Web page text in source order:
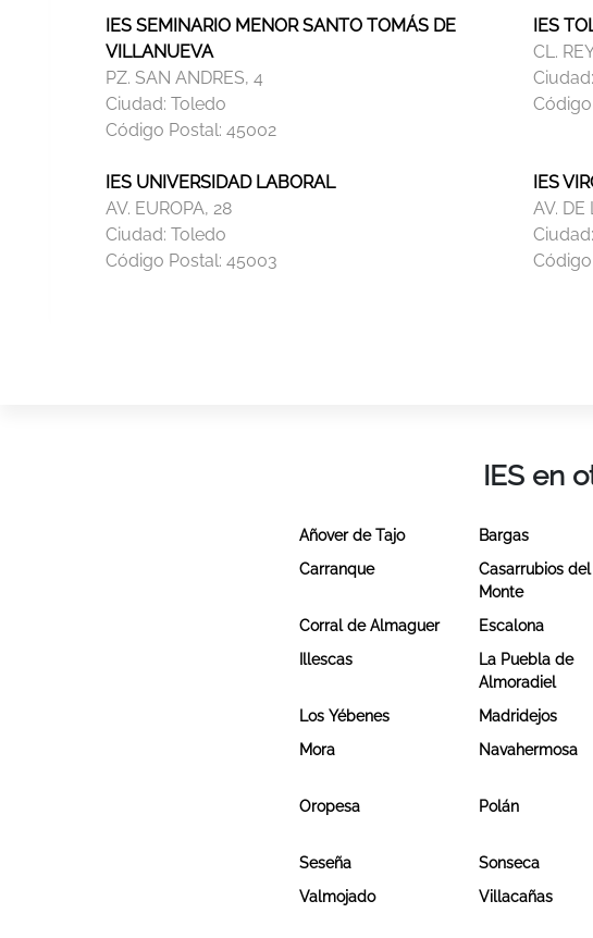
IES SEMINARIO MENOR SANTO TOMÁS DE
VILLANUEVA
PZ. SAN ANDRES, 4
Ciudad: Toledo
Código Postal: 45002
IES
CL.
IES UNIVERSIDAD LABORAL
AV. EUROPA, 28
Ciudad: Toledo
Código Postal: 45003
IES
AV. DE
IES en
Añover de Tajo Bargas
Carranque
Casarrubios del
Monte
Corral de Almaguer Escalona
Illescas
La Puebla de
Almoradiel
Los Yébenes Madridejos
Mora
Navahermosa
Oropesa Polán
Seseña
Sonseca
Valmojado
Villacañas